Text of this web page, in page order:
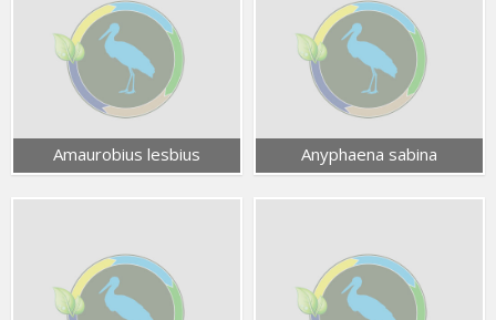
Amaurobius lesbius Anyphaena sabina